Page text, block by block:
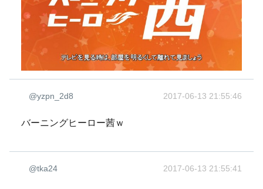
@yzpn_2d8 2017-06-13 21:55:46
バーニングヒーロー茜ｗ
@tka24 2017-06-13 21:55:41